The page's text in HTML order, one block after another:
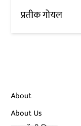
प्रतीक गोयल
About
About Us